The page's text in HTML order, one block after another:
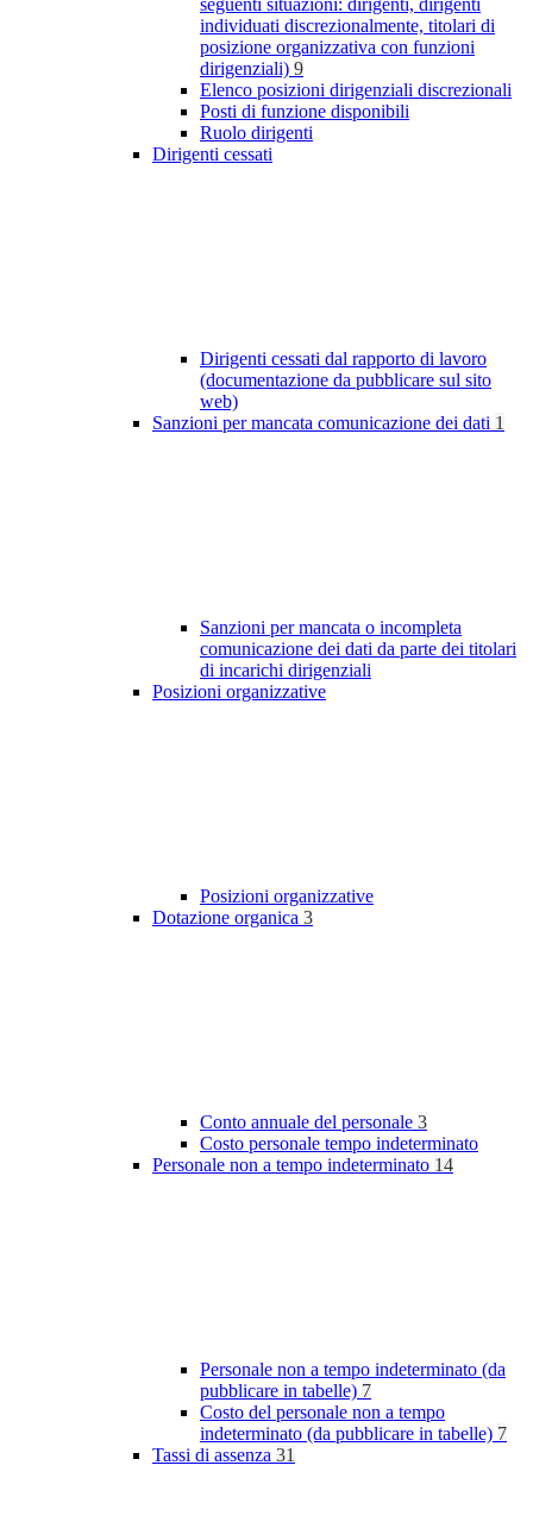
seguenti situazioni: dirigenti, dirigenti
individuati discrezionalmente, titolari di
posizione organizzativa con funzioni
dirigenziali) 9
Elenco posizioni dirigenziali discrezionali
Posti di funzione disponibili
Ruolo dirigenti
Dirigenti cessati
Dirigenti cessati dal rapporto di lavoro
(documentazione da pubblicare sul sito
web)
Sanzioni per mancata comunicazione dei dati 1
Sanzioni per mancata o incompleta
comunicazione dei dati da parte dei titolari
di incarichi dirigenziali
Posizioni organizzative
Posizioni organizzative
Dotazione organica 3
Conto annuale del personale 3
Costo personale tempo indeterminato
Personale non a tempo indeterminato 14
Personale non a tempo indeterminato (da
pubblicare in tabelle) 7
Costo del personale non a tempo
indeterminato (da pubblicare in tabelle) 7
Tassi di assenza 31